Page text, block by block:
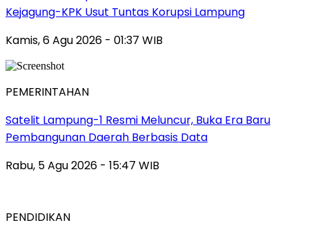
Kejagung-KPK Usut Tuntas Korupsi Lampung
Kamis, 6 Agu 2026 - 01:37 WIB
PEMERINTAHAN
Satelit Lampung-1 Resmi Meluncur, Buka Era Baru
Pembangunan Daerah Berbasis Data
Rabu, 5 Agu 2026 - 15:47 WIB
PENDIDIKAN